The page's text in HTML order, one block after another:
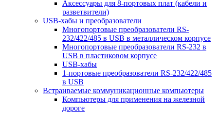
Аксессуары для 8-портовых плат (кабели и
разветвители)
USB-хабы и преобразователи
Многопортовые преобразователи RS-
232/422/485 в USB в металлическом корпусе
Многопортовые преобразователи RS-232 в
USB в пластиковом корпусе
USB-хабы
1-портовые преобразователи RS-232/422/485
в USB
Встраиваемые коммуникационные компьютеры
Компьютеры для применения на железной
дороге